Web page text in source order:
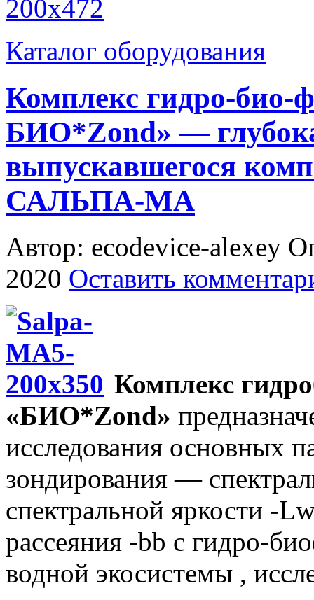
Каталог оборудования
Комплекс гидро-био-
БИО*Zond» —
выпускавшегося
САЛЬПА-МА
Автор: ecodevice-alexey
2020 Оставить
Комплекс
«БИО*Zond»
исследования основных
зондирования —
спектральной яркости -
рассеяния -bb с гидро-
водной экосистемы ,